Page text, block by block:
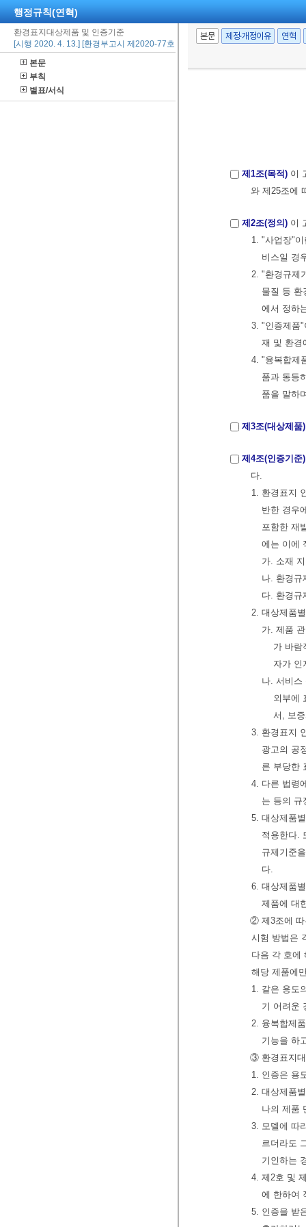
행정규칙(연혁)
환경표지대상제품 및 인증기준
[시행 2020. 4. 13.] [환경부고시 제2020-77호, 2020. 4. 13., 일부개정]
본문
부칙
별표/서식
본문 제정·개정이유 연혁
제1조(목적) 이
와 제25조에
제2조(정의) 이
1. "사업장"
비스일 경
2. "환경규제
물질 등 환
에서 정하
3. "인증제품
재 및 환경
4. "융복합제
품과 동등
품을 말하
제3조(대상제품)
제4조(인증기준)
다.
1. 환경표지
반한 경우
포함한 재
에는 이에
가. 소재
나. 환경규
다. 환경
2. 대상제품
가. 제품
가 바람
자가 인
나. 서비스
외부에
서, 보
3. 환경표지
광고의 공
른 부당한
4. 다른 법령
는 등의 규
5. 대상제품
적용한다.
규제기준
다.
6. 대상제품
제품에 대
② 제3조에 따
시험 방법은
다음 각 호에
해당 제품에
1. 같은 용도
기 어려운
2. 융복합제
기능을 하
③ 환경표지
1. 인증은 용
2. 대상제품
나의 제품
3. 모델에 따
르더라도
기인하는
4. 제2호 및
에 한하여
5. 인증을 받